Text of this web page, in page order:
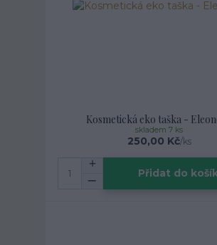
Kosmetická eko taška -
250,00 Kč/ks
skladem 7 ks
Přidat do